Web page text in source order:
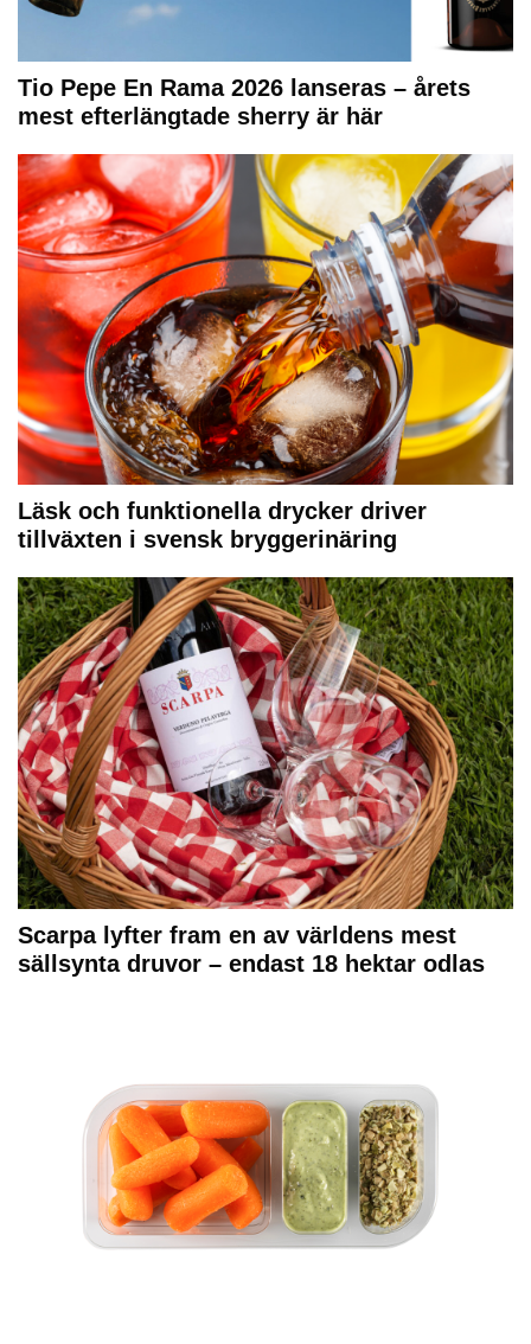
Tio Pepe En Rama 2026 lanseras – årets
mest efterlängtade sherry är här
Läsk och funktionella drycker driver
tillväxten i svensk bryggerinäring
Scarpa lyfter fram en av världens mest
sällsynta druvor – endast 18 hektar odlas